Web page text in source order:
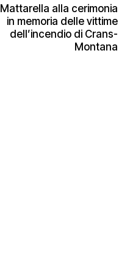
Mattarella alla cerimonia
in memoria delle vittime
dell’incendio di Crans-
Montana